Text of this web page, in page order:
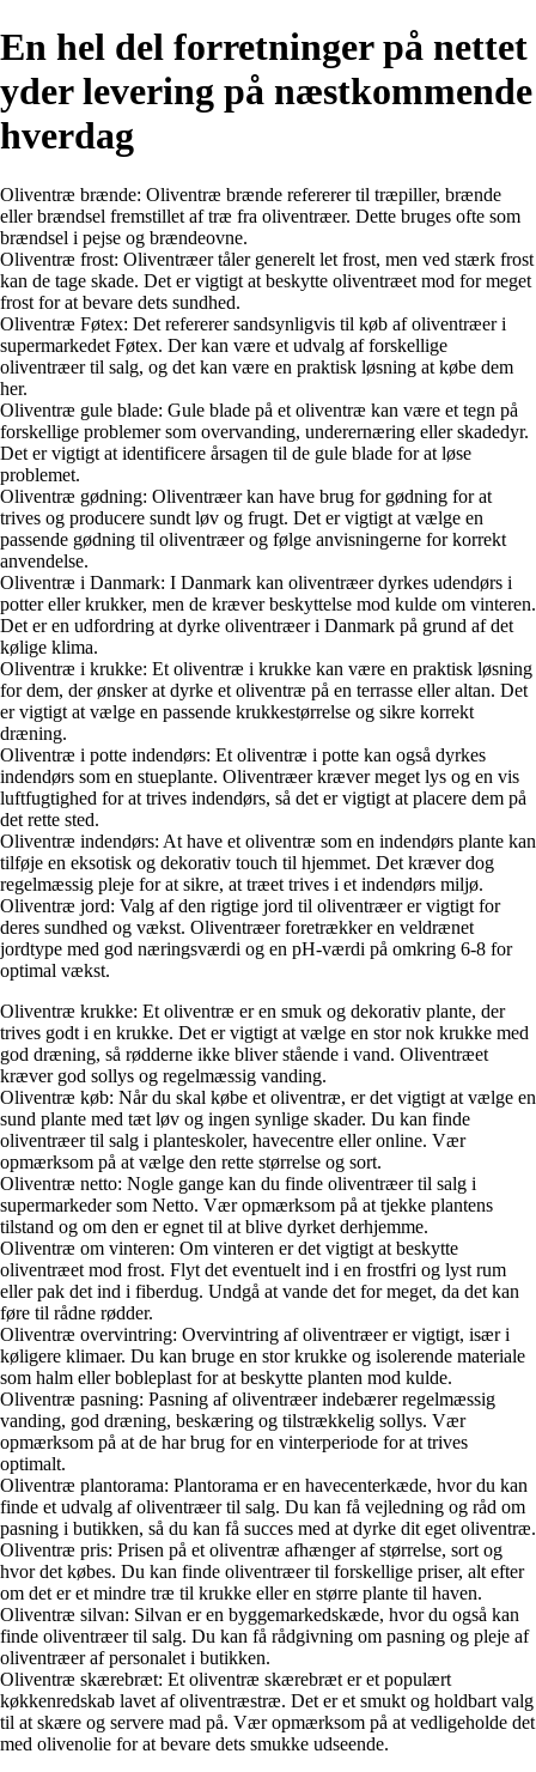
En hel del forretninger på nettet
yder levering på næstkommende
hverdag
Oliventræ brænde: Oliventræ brænde refererer til træpiller, brænde
eller brændsel fremstillet af træ fra oliventræer. Dette bruges ofte som
brændsel i pejse og brændeovne.
Oliventræ frost: Oliventræer tåler generelt let frost, men ved stærk frost
kan de tage skade. Det er vigtigt at beskytte oliventræet mod for meget
frost for at bevare dets sundhed.
Oliventræ Føtex: Det refererer sandsynligvis til køb af oliventræer i
supermarkedet Føtex. Der kan være et udvalg af forskellige
oliventræer til salg, og det kan være en praktisk løsning at købe dem
her.
Oliventræ gule blade: Gule blade på et oliventræ kan være et tegn på
forskellige problemer som overvanding, underernæring eller skadedyr.
Det er vigtigt at identificere årsagen til de gule blade for at løse
problemet.
Oliventræ gødning: Oliventræer kan have brug for gødning for at
trives og producere sundt løv og frugt. Det er vigtigt at vælge en
passende gødning til oliventræer og følge anvisningerne for korrekt
anvendelse.
Oliventræ i Danmark: I Danmark kan oliventræer dyrkes udendørs i
potter eller krukker, men de kræver beskyttelse mod kulde om vinteren.
Det er en udfordring at dyrke oliventræer i Danmark på grund af det
kølige klima.
Oliventræ i krukke: Et oliventræ i krukke kan være en praktisk løsning
for dem, der ønsker at dyrke et oliventræ på en terrasse eller altan. Det
er vigtigt at vælge en passende krukkestørrelse og sikre korrekt
dræning.
Oliventræ i potte indendørs: Et oliventræ i potte kan også dyrkes
indendørs som en stueplante. Oliventræer kræver meget lys og en vis
luftfugtighed for at trives indendørs, så det er vigtigt at placere dem på
det rette sted.
Oliventræ indendørs: At have et oliventræ som en indendørs plante kan
tilføje en eksotisk og dekorativ touch til hjemmet. Det kræver dog
regelmæssig pleje for at sikre, at træet trives i et indendørs miljø.
Oliventræ jord: Valg af den rigtige jord til oliventræer er vigtigt for
deres sundhed og vækst. Oliventræer foretrækker en veldrænet
jordtype med god næringsværdi og en pH-værdi på omkring 6-8 for
optimal vækst.
Oliventræ krukke: Et oliventræ er en smuk og dekorativ plante, der
trives godt i en krukke. Det er vigtigt at vælge en stor nok krukke med
god dræning, så rødderne ikke bliver stående i vand. Oliventræet
kræver god sollys og regelmæssig vanding.
Oliventræ køb: Når du skal købe et oliventræ, er det vigtigt at vælge en
sund plante med tæt løv og ingen synlige skader. Du kan finde
oliventræer til salg i planteskoler, havecentre eller online. Vær
opmærksom på at vælge den rette størrelse og sort.
Oliventræ netto: Nogle gange kan du finde oliventræer til salg i
supermarkeder som Netto. Vær opmærksom på at tjekke plantens
tilstand og om den er egnet til at blive dyrket derhjemme.
Oliventræ om vinteren: Om vinteren er det vigtigt at beskytte
oliventræet mod frost. Flyt det eventuelt ind i en frostfri og lyst rum
eller pak det ind i fiberdug. Undgå at vande det for meget, da det kan
føre til rådne rødder.
Oliventræ overvintring: Overvintring af oliventræer er vigtigt, især i
køligere klimaer. Du kan bruge en stor krukke og isolerende materiale
som halm eller bobleplast for at beskytte planten mod kulde.
Oliventræ pasning: Pasning af oliventræer indebærer regelmæssig
vanding, god dræning, beskæring og tilstrækkelig sollys. Vær
opmærksom på at de har brug for en vinterperiode for at trives
optimalt.
Oliventræ plantorama: Plantorama er en havecenterkæde, hvor du kan
finde et udvalg af oliventræer til salg. Du kan få vejledning og råd om
pasning i butikken, så du kan få succes med at dyrke dit eget oliventræ.
Oliventræ pris: Prisen på et oliventræ afhænger af størrelse, sort og
hvor det købes. Du kan finde oliventræer til forskellige priser, alt efter
om det er et mindre træ til krukke eller en større plante til haven.
Oliventræ silvan: Silvan er en byggemarkedskæde, hvor du også kan
finde oliventræer til salg. Du kan få rådgivning om pasning og pleje af
oliventræer af personalet i butikken.
Oliventræ skærebræt: Et oliventræ skærebræt er et populært
køkkenredskab lavet af oliventræstræ. Det er et smukt og holdbart valg
til at skære og servere mad på. Vær opmærksom på at vedligeholde det
med olivenolie for at bevare dets smukke udseende.